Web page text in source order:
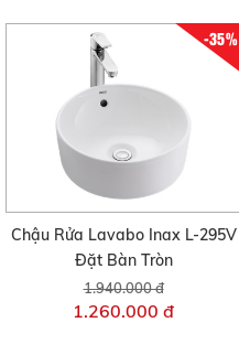
-35%
Chậu Rửa Lavabo Inax L-295V
Đặt Bàn Tròn
1.940.000 đ
1.260.000 đ